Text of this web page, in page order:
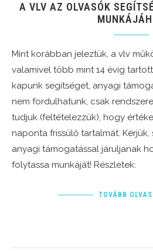
A VLV AZ OLVASÓK
Mint korábban jeleztük, a vlv
valamivel több mint 14 évig
kapunk segítséget, anyagi
nem fordulhatunk, csak
tudjuk (feltételezzük), hogy
naponta frissülő tartalmát.
anyagi támogatással járuljanak
folytassa munkáját! Részletek:
TOVÁBB